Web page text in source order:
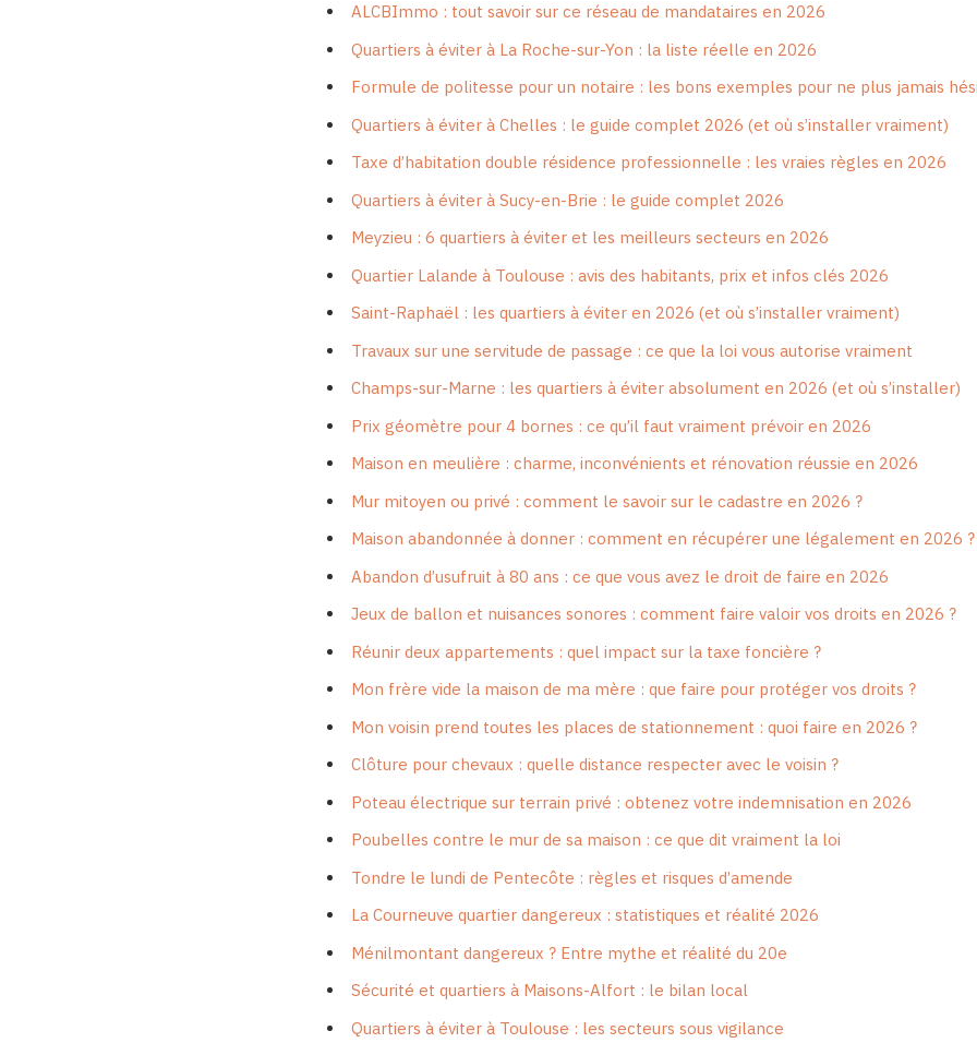
ALCBImmo : tout savoir sur ce réseau de mandataires en 2026
Quartiers à éviter à La Roche-sur-Yon : la liste réelle en 2026
Formule de politesse pour un notaire : les bons exemples pour ne plus jamais
Quartiers à éviter à Chelles : le guide complet 2026 (et où s’installer vraiment)
Taxe d’habitation double résidence professionnelle : les vraies règles en 2026
Quartiers à éviter à Sucy-en-Brie : le guide complet 2026
Meyzieu : 6 quartiers à éviter et les meilleurs secteurs en 2026
Quartier Lalande à Toulouse : avis des habitants, prix et infos clés 2026
Saint-Raphaël : les quartiers à éviter en 2026 (et où s’installer vraiment)
Travaux sur une servitude de passage : ce que la loi vous autorise vraiment
Champs-sur-Marne : les quartiers à éviter absolument en 2026 (et où s’installer)
Prix géomètre pour 4 bornes : ce qu’il faut vraiment prévoir en 2026
Maison en meulière : charme, inconvénients et rénovation réussie en 2026
Mur mitoyen ou privé : comment le savoir sur le cadastre en 2026 ?
Maison abandonnée à donner : comment en récupérer une légalement en 2026 ?
Abandon d’usufruit à 80 ans : ce que vous avez le droit de faire en 2026
Jeux de ballon et nuisances sonores : comment faire valoir vos droits en 2026 ?
Réunir deux appartements : quel impact sur la taxe foncière ?
Mon frère vide la maison de ma mère : que faire pour protéger vos droits ?
Mon voisin prend toutes les places de stationnement : quoi faire en 2026 ?
Clôture pour chevaux : quelle distance respecter avec le voisin ?
Poteau électrique sur terrain privé : obtenez votre indemnisation en 2026
Poubelles contre le mur de sa maison : ce que dit vraiment la loi
Tondre le lundi de Pentecôte : règles et risques d’amende
La Courneuve quartier dangereux : statistiques et réalité 2026
Ménilmontant dangereux ? Entre mythe et réalité du 20e
Sécurité et quartiers à Maisons-Alfort : le bilan local
Quartiers à éviter à Toulouse : les secteurs sous vigilance